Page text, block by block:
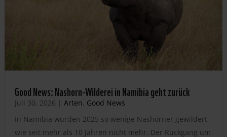
Good News: Nashorn-Wilderei in Namibia geht zurück
Juli 30, 2026 | Arten, Good News
In Namibia wurden 2025 so wenige Nashörner gewildert
wie seit mehr als 10 Jahren nicht mehr. Der Rückgang um